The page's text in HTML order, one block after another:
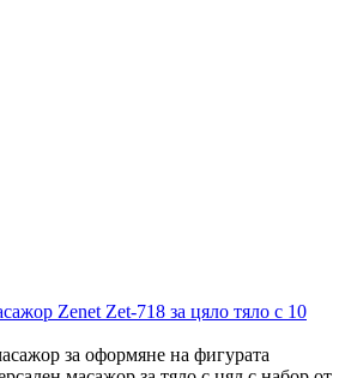
Zenet Zet-718 за цяло тяло с 10
за оформяне на фигурата